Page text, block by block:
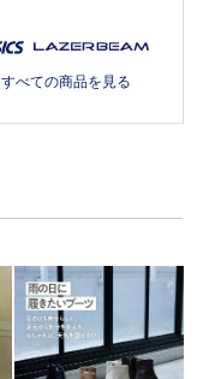
すべての商品を見る